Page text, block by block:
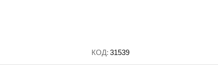
КОД: 31539